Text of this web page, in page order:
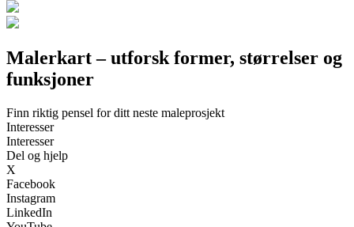
Malerkart – utforsk former, størrelser og
funksjoner
Finn riktig pensel for ditt neste maleprosjekt
Interesser
Interesser
Del og hjelp
X
Facebook
Instagram
LinkedIn